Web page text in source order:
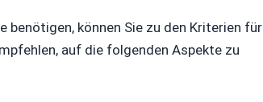
benötigen, können Sie zu den Kriterien für
auf die folgenden Aspekte zu